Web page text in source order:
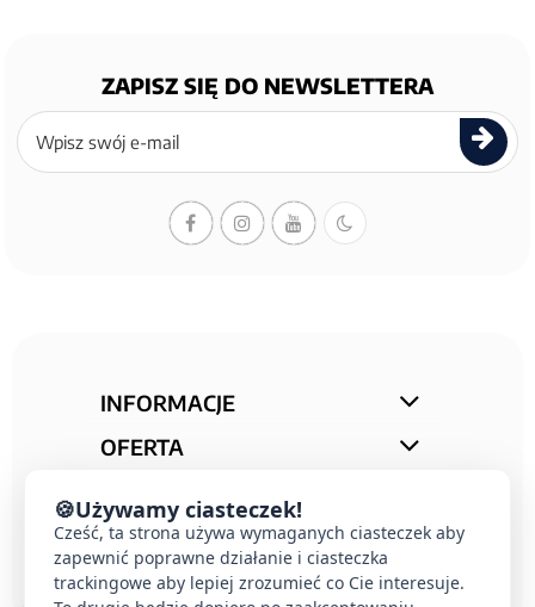
ZAPISZ SIĘ DO NEWSLETTERA
Zapisz
się
newslettera
INFORMACJE
OFERTA
KONTAKT
🍪Używamy ciasteczek!
Cześć, ta strona używa wymaganych ciasteczek aby
zapewnić poprawne działanie i ciasteczka
trackingowe aby lepiej zrozumieć co Cie interesuje.